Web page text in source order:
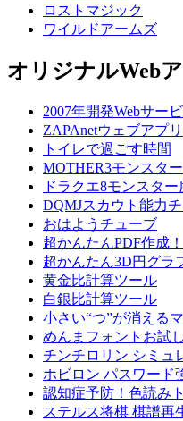
ロストマジック
ワイルドアームズ
オリジナルWeb
2007年開発Webサー
ZAPAnetウェブアプリ
トイレで過ごす時間
MOTHER3モンスタ
ドラクエ8モンスター
DQMJスカウト能力
おはようチューブ
超かんたんPDF作成！
超かんたん3D円グラ
黄金比計算ツール
白銀比計算ツール
小さい“つ”が消える
めんまフォントお試
チンチロリン シミュ
ホビロン パスワード
認知症予防！色読み
ステルス将棋 棋譜再